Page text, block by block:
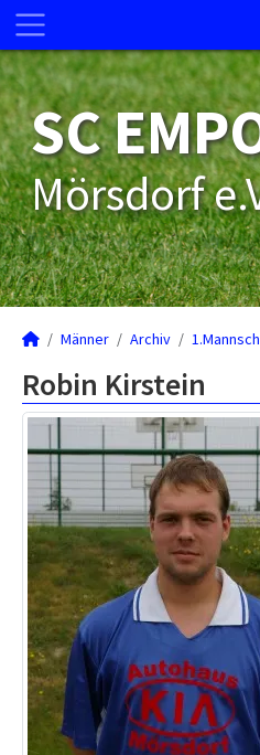
SC
Mörsdorf
Männer Archiv
Robin Kirstein